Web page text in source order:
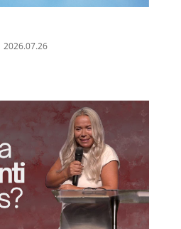
2026.07.26